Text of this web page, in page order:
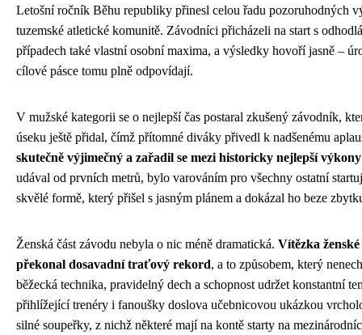
Letošní ročník Běhu republiky přinesl celou řadu pozoruhodných
tuzemské atletické komunitě. Závodníci přicházeli na start s
případech také vlastní osobní maxima, a výsledky hovoří jasně –
cílové pásce tomu plně odpovídají.
V mužské kategorii se o nejlepší čas postaral zkušený závodník,
úseku ještě přidal, čímž přítomné diváky přivedl k nadšenému
skutečně výjimečný a zařadil se mezi historicky nejlepší
udával od prvních metrů, bylo varováním pro všechny ostatní
skvělé formě, který přišel s jasným plánem a dokázal ho beze
Ženská část závodu nebyla o nic méně dramatická. Vítězka
překonal dosavadní traťový rekord, a to způsobem, který
běžecká technika, pravidelný dech a schopnost udržet konstantní
přihlížející trenéry i fanoušky doslova učebnicovou ukázkou
silné soupeřky, z nichž některé mají na kontě starty na